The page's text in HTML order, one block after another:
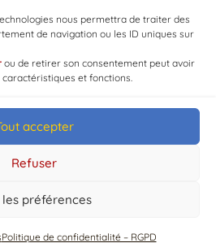
nous permettra de traiter des
de navigation ou les ID uniques sur
ou de retirer son consentement peut avoir
et fonctions.
accepter
Refuser
les préférences
Politique de confidentialité – RGPD
2024] | Tous droits réservés.
byWEB3-DESIGN